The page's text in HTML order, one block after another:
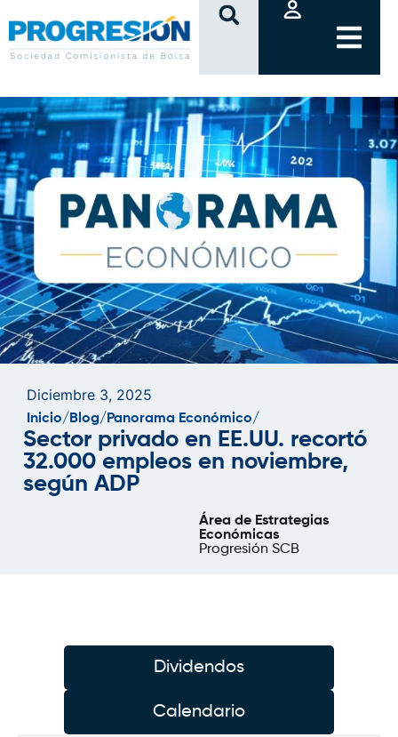
clic
Diciembre 3, 2025
Inicio/ Blog/ Panorama Económico/
Sector privado en EE.UU. recortó
32.000 empleos en noviembre,
según ADP
Área de Estrategias
Económicas
Progresión SCB
Dividendos
Calendario